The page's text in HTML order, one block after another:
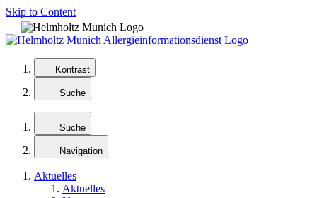
Skip to Content
Kontrast
Suche
Suche
Navigation
Aktuelles
Aktuelles